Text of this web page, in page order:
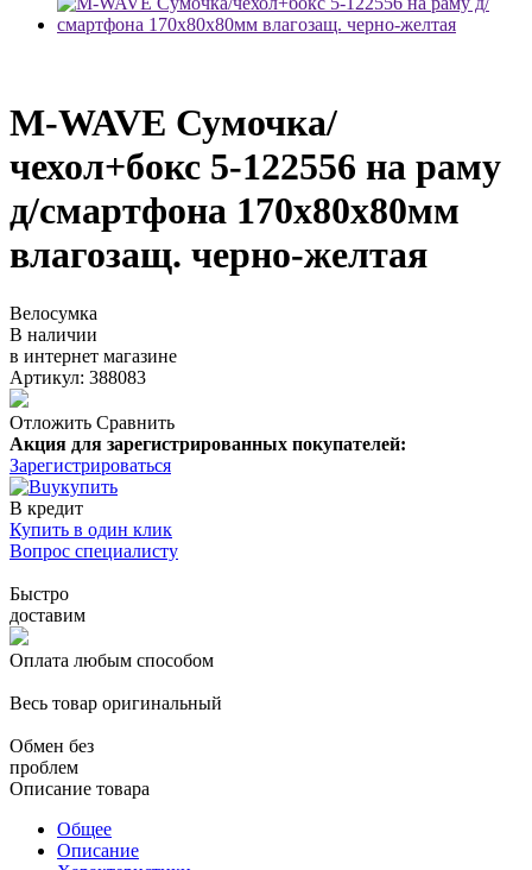
M-WAVE Сумочка/
чехол+бокс 5-122556 на раму
д/смартфона 170х80х80мм
влагозащ. черно-желтая
Велосумка
В наличии
в интернет магазине
Артикул: 388083
Отложить Сравнить
Акция для зарегистрированных покупателей:
Зарегистрироваться
купить
В кредит
Купить в один клик
Вопрос специалисту
Быстро
доставим
Оплата любым способом
Весь товар оригинальный
Обмен без
проблем
Описание товара
Общее
Описание